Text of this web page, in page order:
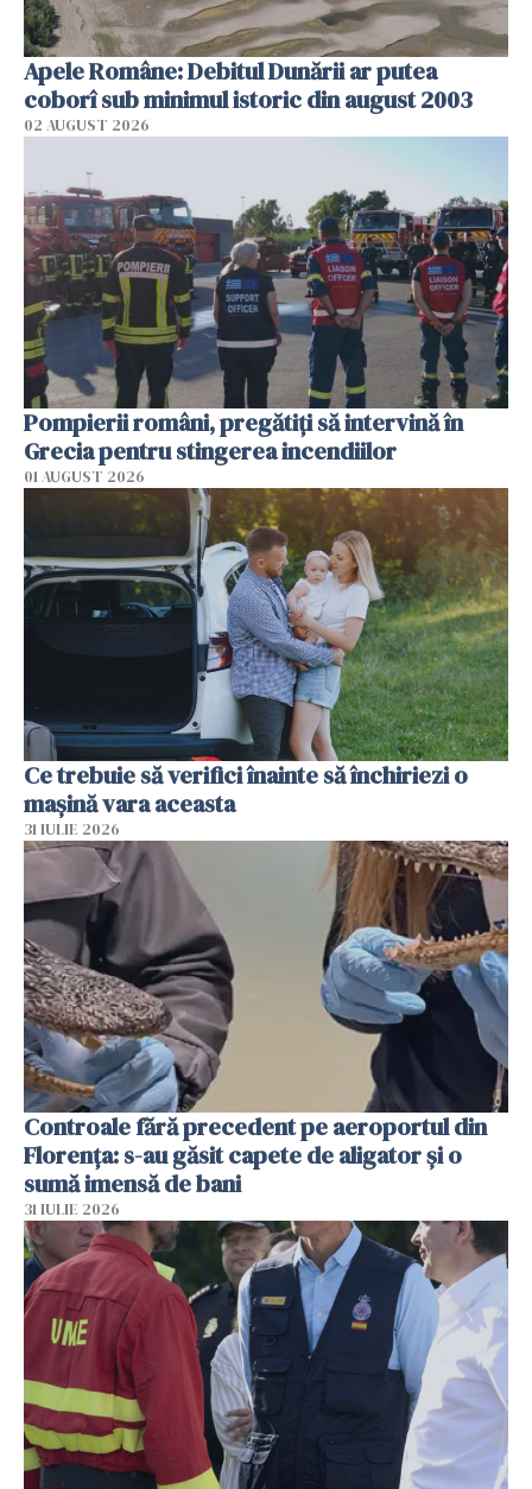
Apele Române: Debitul Dunării ar putea
coborî sub minimul istoric din august 2003
02 AUGUST 2026
Pompierii români, pregătiţi să intervină în
Grecia pentru stingerea incendiilor
01 AUGUST 2026
Ce trebuie să verifici înainte să închiriezi o
mașină vara aceasta
31 IULIE 2026
Controale fără precedent pe aeroportul din
Florența: s-au găsit capete de aligator și o
sumă imensă de bani
31 IULIE 2026